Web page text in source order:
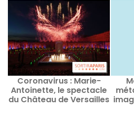
Coronavirus : Marie-
Antoinette, le spectacle
du Château de Versailles